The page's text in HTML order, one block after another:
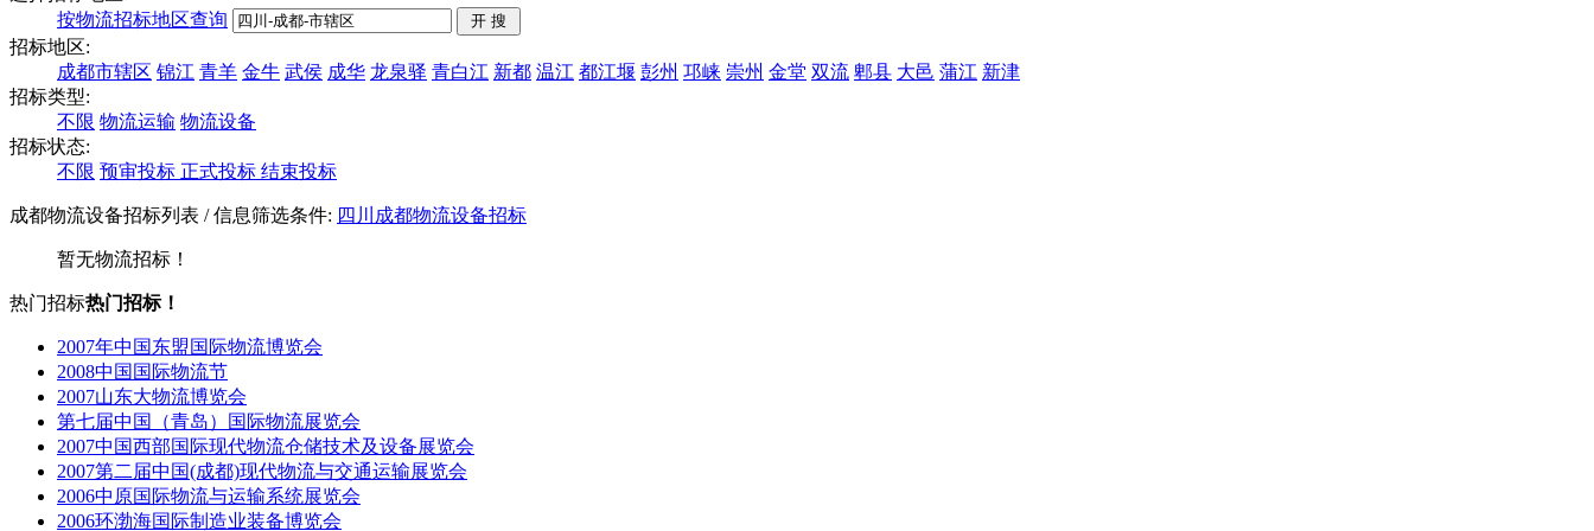
按物流招标地区查询
招标地区:
成都市辖区 锦江 青羊 金牛 武侯 成华 龙泉驿 青白江 新都 温江 都江堰 彭州 邛崃 崇州 金堂 双流 郫县 大邑 蒲江 新津
招标类型:
不限 物流运输 物流设备
招标状态:
不限 预审投标 正式投标 结束投标
成都物流设备招标列表 / 信息筛选条件: 四川 成都物流设备招标
暂无物流招标！
热门招标热门招标！
2007年中国东盟国际物流博览会
2008中国国际物流节
2007山东大物流博览会
第七届中国（青岛）国际物流展览会
2007中国西部国际现代物流仓储技术及设备展览会
2007第二届中国(成都)现代物流与交通运输展览会
2006中原国际物流与运输系统展览会
2006环渤海国际制造业装备博览会